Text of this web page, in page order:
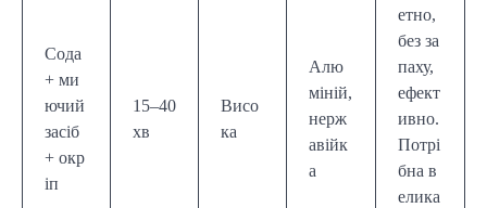
Сода
+ ми
ючий
засіб
+ окр
іп
15–40
хв
Висо
ка
Алю
міній,
нерж
авійк
а
етно,
без за
паху,
ефект
ивно.
Потрі
бна в
елика